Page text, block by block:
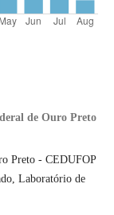
de Ouro Preto
Preto - CEDUFOP
Laboratório de